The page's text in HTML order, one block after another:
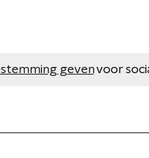
gevenvoor